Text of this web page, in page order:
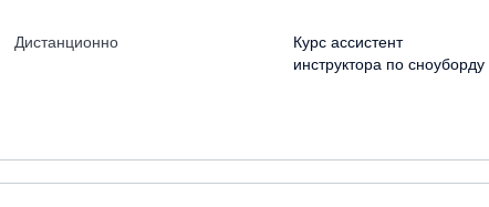
Дистанционно
Курс ассистент
инструктора по сноуборду